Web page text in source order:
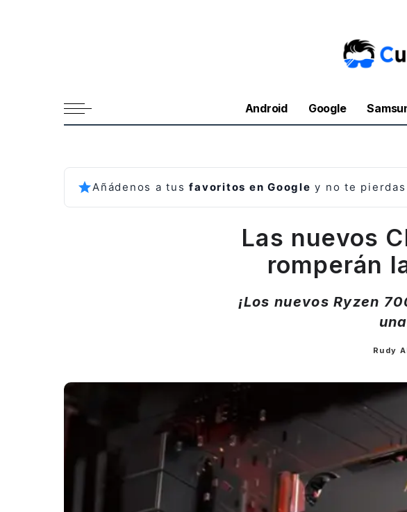
Android Google
Añádenos a tusfavoritos en Google y no te pierdas
Las nuevos
romperán
¡Los nuevos Ryzen
Posted
Rudy